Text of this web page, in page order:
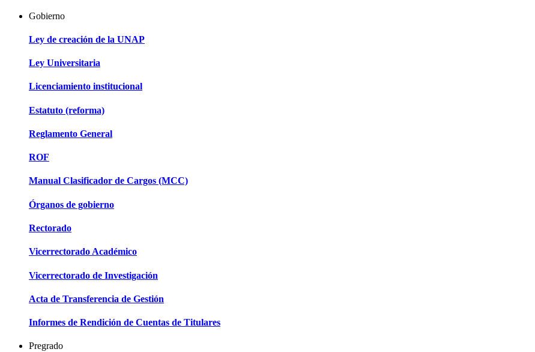
Gobierno
Ley de creación de la UNAP
Ley Universitaria
Licenciamiento institucional
Estatuto (reforma)
Reglamento General
ROF
Manual Clasificador de Cargos (MCC)
Órganos de gobierno
Rectorado
Vicerrectorado Académico
Vicerrectorado de Investigación
Acta de Transferencia de Gestión
Informes de Rendición de Cuentas de Titulares
Pregrado